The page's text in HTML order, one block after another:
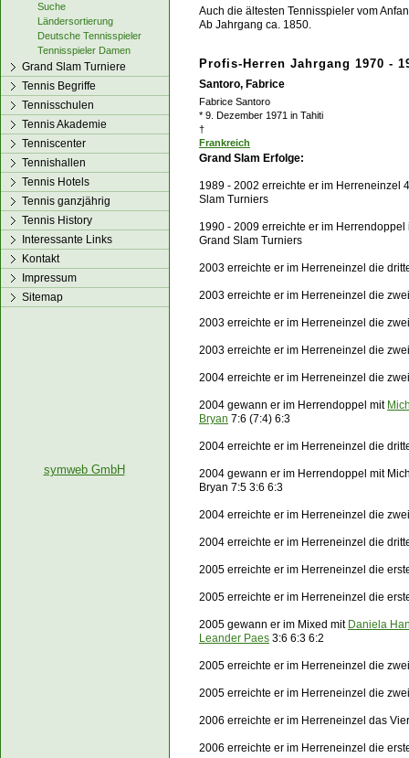
Auch die ältesten Tennisspieler vom
Ab Jahrgang ca. 1850.
Profis-Herren Jahrgang 1970 -
Santoro, Fabrice
Fabrice Santoro
* 9. Dezember 1971 in Tahiti
†
Frankreich
Grand Slam Erfolge:
1989 - 2002 erreichte er im Herreneinzel
Slam Turniers
1990 - 2009 erreichte er im
Grand Slam Turniers
2003 erreichte er im Herreneinzel die
2003 erreichte er im Herreneinzel die
2003 erreichte er im Herreneinzel die
2003 erreichte er im Herreneinzel die
2004 erreichte er im Herreneinzel die
2004 gewann er im Herrendoppel mit
Bryan 7:6 (7:4) 6:3
2004 erreichte er im Herreneinzel die
2004 gewann er im Herrendoppel mit
Bryan 7:5 3:6 6:3
2004 erreichte er im Herreneinzel die
2004 erreichte er im Herreneinzel die
2005 erreichte er im Herreneinzel die
2005 erreichte er im Herreneinzel die
2005 gewann er im Mixed mit Daniela
Leander Paes 3:6 6:3 6:2
2005 erreichte er im Herreneinzel die
2005 erreichte er im Herreneinzel die
2006 erreichte er im Herreneinzel das
2006 erreichte er im Herreneinzel die
Suche
Ländersortierung
Deutsche Tennisspieler
Tennisspieler Damen
Grand Slam Turniere
Tennis Begriffe
Tennisschulen
Tennis Akademie
Tenniscenter
Tennishallen
Tennis Hotels
Tennis ganzjährig
Tennis History
Interessante Links
Kontakt
Impressum
Sitemap
symweb GmbH